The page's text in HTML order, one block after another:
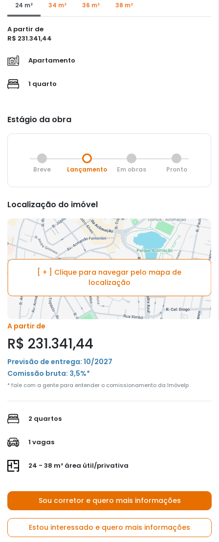
24 m² 34 m² 36 m² 38 m²
A partir de
R$ 231.341,44
Apartamento
1 quarto
Estágio da obra
Breve Lançamento Em obras Pronto
Localização do imóvel
[ + ] Clique para navegar pelo mapa de
localização
A partir de
R$ 231.341,44
Previsão de entrega: 10/2027
Comissão bruta: 3,5%*
* fale com a gente para entender o comissionamento da Imóvelp
2 quartos
1 vagas
24 - 38 m² área útil/privativa
Sou corretor e quero mais informações
Estou interessado e quero mais informações